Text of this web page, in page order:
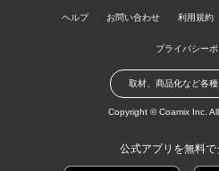
ヘルプ お問い合わせ 利用規約
プライバシー
取材、商品化など各
Copyright ©Coamix Inc.
公式アプリを無料で